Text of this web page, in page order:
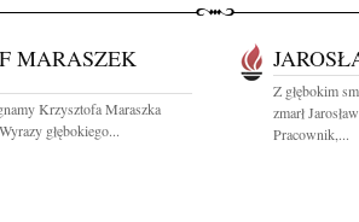
MARASZEK
Krzysztofa Maraszka
głębokiego...
Z głębokim
zmarł
Pracownik,...